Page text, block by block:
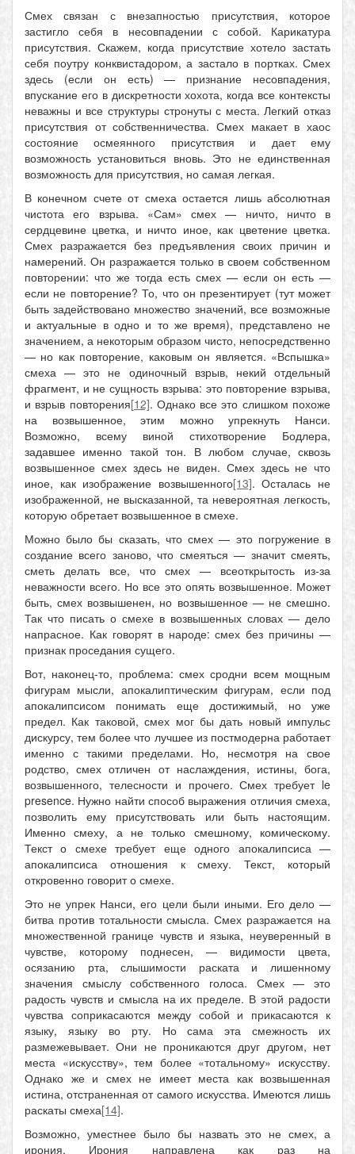
Смех связан с внезапностью присутствия, которое
застигло себя в несовпадении с собой. Карикатура
присутствия. Скажем, когда присутствие хотело застать
себя поутру конквистадором, а застало в портках. Смех
здесь (если он есть) — признание несовпадения,
впускание его в дискретности хохота, когда все контексты
неважны и все структуры стронуты с места. Легкий отказ
присутствия от собственничества. Смех макает в хаос
состояние осмеянного присутствия и дает ему
возможность установиться вновь. Это не единственная
возможность для присутствия, но самая легкая.
В конечном счете от смеха остается лишь абсолютная
чистота его взрыва. «Сам» смех — ничто, ничто в
сердцевине цветка, и ничто иное, как цветение цветка.
Смех разражается без предъявления своих причин и
намерений. Он разражается только в своем собственном
повторении: что же тогда есть смех — если он есть —
если не повторение? То, что он презентирует (тут может
быть задействовано множество значений, все возможные
и актуальные в одно и то же время), представлено не
значением, а некоторым образом чисто, непосредственно
— но как повторение, каковым он является. «Вспышка»
смеха — это не одиночный взрыв, некий отдельный
фрагмент, и не сущность взрыва: это повторение взрыва,
и взрыв повторения[12]. Однако все это слишком похоже
на возвышенное, этим можно упрекнуть Нанси.
Возможно, всему виной стихотворение Бодлера,
задавшее именно такой тон. В любом случае, сквозь
возвышенное смех здесь не виден. Смех здесь не что
иное, как изображение возвышенного[13]. Осталась не
изображенной, не высказанной, та невероятная легкость,
которую обретает возвышенное в смехе.
Можно было бы сказать, что смех — это погружение в
создание всего заново, что смеяться — значит смеять,
сметь делать все, что смех — всеоткрытость из-за
неважности всего. Но все это опять возвышенное. Может
быть, смех возвышенен, но возвышенное — не смешно.
Так что писать о смехе в возвышенных словах — дело
напрасное. Как говорят в народе: смех без причины —
признак проседания сущего.
Вот, наконец-то, проблема: смех сродни всем мощным
фигурам мысли, апокалиптическим фигурам, если под
апокалипсисом понимать еще достижимый, но уже
предел. Как таковой, смех мог бы дать новый импульс
дискурсу, тем более что лучшее из постмодерна работает
именно с такими пределами. Но, несмотря на свое
родство, смех отличен от наслаждения, истины, бога,
возвышенного, телесности и прочего. Смех требует le
presence. Нужно найти способ выражения отличия смеха,
позволить ему присутствовать или быть настоящим.
Именно смеху, а не только смешному, комическому.
Текст о смехе требует еще одного апокалипсиса —
апокалипсиса отношения к смеху. Текст, который
откровенно говорит о смехе.
Это не упрек Нанси, его цели были иными. Его дело —
битва против тотальности смысла. Смех разражается на
множественной границе чувств и языка, неуверенный в
чувстве, которому поднесен, — видимости цвета,
осязанию рта, слышимости раската и лишенному
значения смыслу собственного голоса. Смех — это
радость чувств и смысла на их пределе. В этой радости
чувства соприкасаются между собой и прикасаются к
языку, языку во рту. Но сама эта смежность их
размежевывает. Они не проникаются друг другом, нет
места «искусству», тем более «тотальному» искусству.
Однако же и смех не имеет места как возвышенная
истина, отстраненная от самого искусства. Имеются лишь
раскаты смеха[14].
Возможно, уместнее было бы назвать это не смех, а
ирония. Ирония направлена как раз на